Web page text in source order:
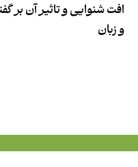
افت شنوایی و تاثیر آن بر
و زبان